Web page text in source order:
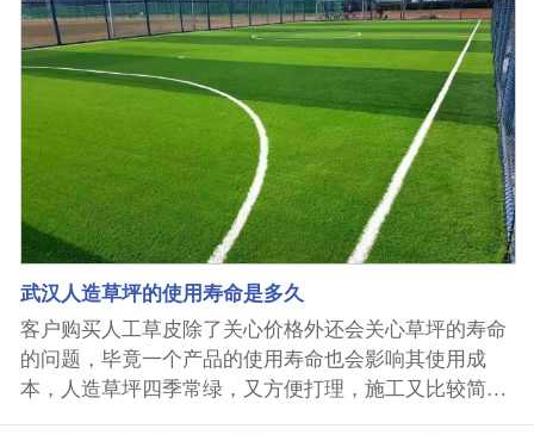
下面武汉速跑科技塑胶跑道的小编就重点来说说体育场
塑胶跑道的施工标准有哪些吧！ 1.坡度：横向<1%(弯道
8%、直道5%、半圆区5%)，纵向<1%,跳高区<0.4%,表
面应平坦光滑、排水畅通。2.平整度：平整度合格率在9
5%以上,3米直尺误差3mm。3.定位：为准确施工及画线
需要，应用牢固鲜明标志物标出跑道场地的四个半圆切
线点和两个圆心。4.排水：排水系统在大雨后二小时必
需排出积水，在冰冻地区，沥青层与碎石层之间最好加
一层土工布缓冲层。沿排水沟槽的基础应做特殊防水处
理。5.强度和稳定性：基础应具有一定的强度和稳定
性，表面均匀坚实、无裂缝、无烂边，接缝平直光滑，
垫层压实，密实度大于95%，在中型碾压机压过后，无
显著轮迹、浮土松散、波浪等现象。 武汉速跑科技塑胶
跑道厂家是集武汉塑胶跑道,武汉人造草坪,武汉环氧地
武汉人造草坪的使用寿命是多久
客户购买人工草皮除了关心价格外还会关心草坪的寿命
的问题，毕竟一个产品的使用寿命也会影响其使用成
本，人造草坪四季常绿，又方便打理，施工又比较简